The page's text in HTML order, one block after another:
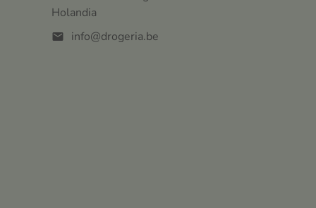
Holandia
mail info@drogeria.be